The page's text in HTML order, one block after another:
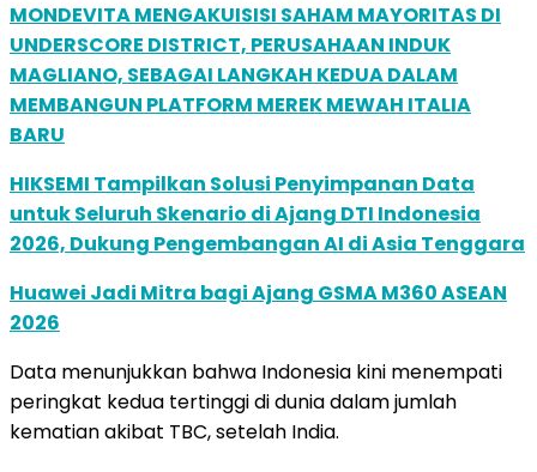
MONDEVITA MENGAKUISISI SAHAM MAYORITAS DI
UNDERSCORE DISTRICT, PERUSAHAAN INDUK
MAGLIANO, SEBAGAI LANGKAH KEDUA DALAM
MEMBANGUN PLATFORM MEREK MEWAH ITALIA
BARU
HIKSEMI Tampilkan Solusi Penyimpanan Data
untuk Seluruh Skenario di Ajang DTI Indonesia
2026, Dukung Pengembangan AI di Asia Tenggara
Huawei Jadi Mitra bagi Ajang GSMA M360 ASEAN
2026
Data menunjukkan bahwa Indonesia kini menempati
peringkat kedua tertinggi di dunia dalam jumlah
kematian akibat TBC, setelah India.